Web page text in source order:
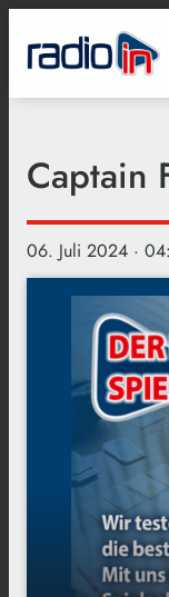
Captain
06. Juli 2024 ·